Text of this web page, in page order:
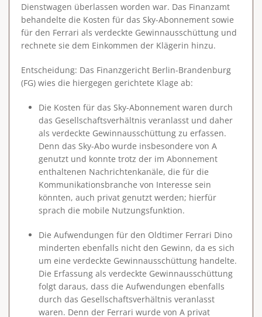
Dienstwagen überlassen worden war. Das Finanzamt
behandelte die Kosten für das Sky-Abonnement sowie
für den Ferrari als verdeckte Gewinnausschüttung und
rechnete sie dem Einkommen der Klägerin hinzu.
Entscheidung: Das Finanzgericht Berlin-Brandenburg
(FG) wies die hiergegen gerichtete Klage ab:
Die Kosten für das Sky-Abonnement waren durch
das Gesellschaftsverhältnis veranlasst und daher
als verdeckte Gewinnausschüttung zu erfassen.
Denn das Sky-Abo wurde insbesondere von A
genutzt und konnte trotz der im Abonnement
enthaltenen Nachrichtenkanäle, die für die
Kommunikationsbranche von Interesse sein
könnten, auch privat genutzt werden; hierfür
sprach die mobile Nutzungsfunktion.
Die Aufwendungen für den Oldtimer Ferrari Dino
minderten ebenfalls nicht den Gewinn, da es sich
um eine verdeckte Gewinnausschüttung handelte.
Die Erfassung als verdeckte Gewinnausschüttung
folgt daraus, dass die Aufwendungen ebenfalls
durch das Gesellschaftsverhältnis veranlasst
waren. Denn der Ferrari wurde von A privat